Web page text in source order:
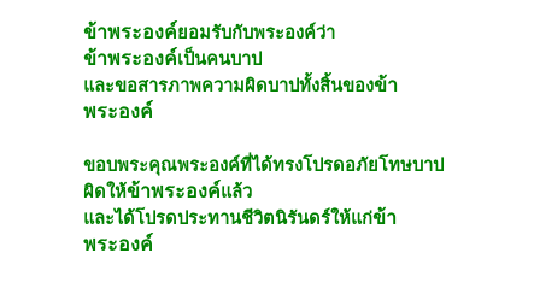
ข้าพระองค์ยอมรับกับพระองค์ว่า
ข้าพระองค์เป็นคนบาป
และขอสารภาพความผิดบาปทั้งสิ้นของข้า
พระองค์
ขอบพระคุณพระองค์ที่ได้ทรงโปรดอภัยโทษบาป
ผิดให้ข้าพระองค์แล้ว
และได้โปรดประทานชีวิตนิรันดร์ให้แก่ข้า
พระองค์